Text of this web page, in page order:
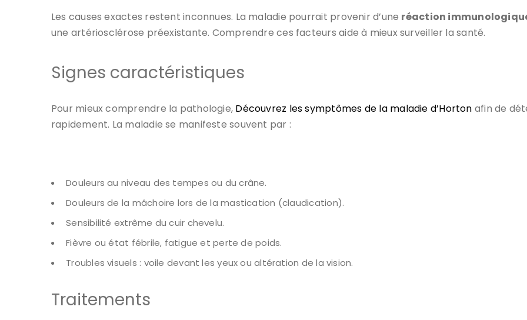
Les causes exactes restent inconnues. La maladie pourrait provenir d’une réaction
une artériosclérose préexistante. Comprendre ces facteurs aide à mieux surveiller la santé.
Signes caractéristiques
Pour mieux comprendre la pathologie, Découvrez les symptômes de la maladie d’Horton afin de
rapidement. La maladie se manifeste souvent par :
Douleurs au niveau des tempes ou du crâne.
Douleurs de la mâchoire lors de la mastication (claudication).
Sensibilité extrême du cuir chevelu.
Fièvre ou état fébrile, fatigue et perte de poids.
Troubles visuels : voile devant les yeux ou altération de la vision.
Traitements